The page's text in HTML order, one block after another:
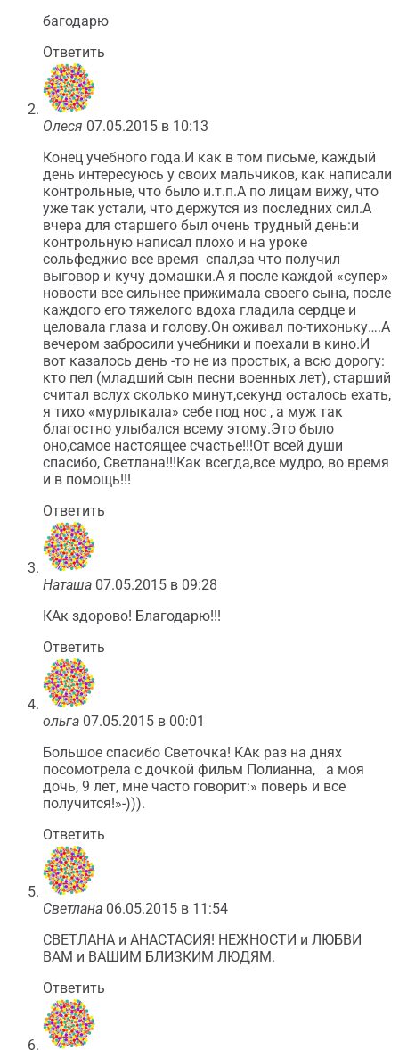
багодарю
Ответить
Олеся 07.05.2015 в 10:13
Конец учебного года.И как в том письме, каждый
день интересуюсь у своих мальчиков, как написали
контрольные, что было и.т.п.А по лицам вижу, что
уже так устали, что держутся из последних сил.А
вчера для старшего был очень трудный день:и
контрольную написал плохо и на уроке
сольфеджио все время спал,за что получил
выговор и кучу домашки.А я после каждой «супер»
новости все сильнее прижимала своего сына, после
каждого его тяжелого вдоха гладила сердце и
целовала глаза и голову.Он оживал по-тихоньку….А
вечером забросили учебники и поехали в кино.И
вот казалось день -то не из простых, а всю дорогу:
кто пел (младший сын песни военных лет), старший
считал вслух сколько минут,секунд осталось ехать,
я тихо «мурлыкала» себе под нос , а муж так
благостно улыбался всему этому.Это было
оно,самое настоящее счастье!!!От всей души
спасибо, Светлана!!!Как всегда,все мудро, во время
и в помощь!!!
Ответить
Наташа 07.05.2015 в 09:28
КАк здорово! Благодарю!!!
Ответить
ольга 07.05.2015 в 00:01
Большое спасибо Светочка! КАк раз на днях
посомотрела с дочкой фильм Полианна, а моя
дочь, 9 лет, мне часто говорит:» поверь и все
получится!»-))).
Ответить
Светлана 06.05.2015 в 11:54
СВЕТЛАНА и АНАСТАСИЯ! НЕЖНОСТИ и ЛЮБВИ
ВАМ и ВАШИМ БЛИЗКИМ ЛЮДЯМ.
Ответить